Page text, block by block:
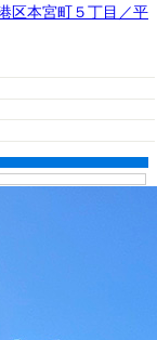
区本宮町５丁目／平